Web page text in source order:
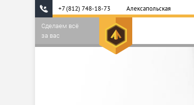
+7 (812) 748-18-73 Алексапольская
Сделаем всё
за вас